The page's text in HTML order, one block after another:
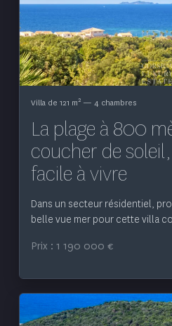
Voir le
Villa de 121 m2— 4 chambres
La plage à 800
coucher de
facile à vivre
Dans un secteur résidentiel,
belle vue mer pour cette villa
Prix : 1 190 000 €